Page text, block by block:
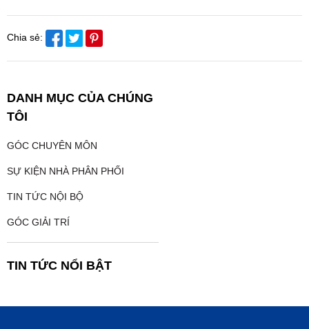
Chia sẻ:
DANH MỤC CỦA CHÚNG
TÔI
GÓC CHUYÊN MÔN
SỰ KIỆN NHÀ PHÂN PHỐI
TIN TỨC NỘI BỘ
GÓC GIẢI TRÍ
TIN TỨC NỔI BẬT